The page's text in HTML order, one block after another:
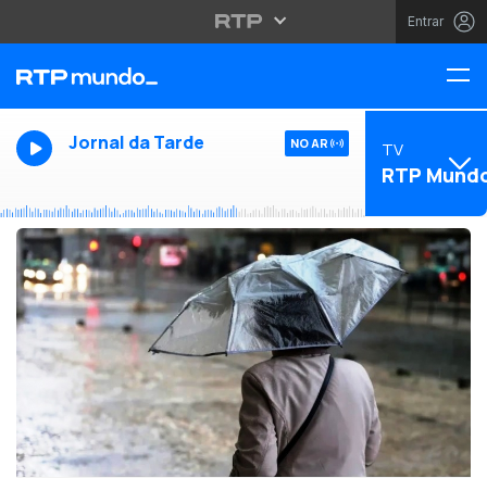
Entrar
Jornal da Tarde NO AR TV
RTP